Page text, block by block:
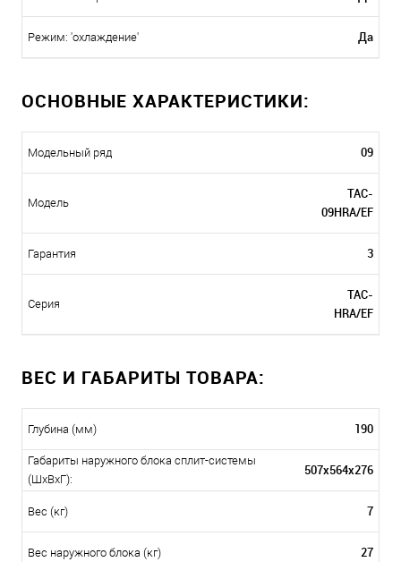
Режим: 'охлаждение' Да
ОСНОВНЫЕ ХАРАКТЕРИСТИКИ:
Модельный ряд 09
Модель
TAC-
09HRA/EF
Гарантия 3
Серия
TAC-
HRA/EF
ВЕС И ГАБАРИТЫ ТОВАРА:
Глубина (мм) 190
Габариты наружного блока сплит-системы
(ШxВxГ):
507x564x276
Вес (кг) 7
Вес наружного блока (кг) 27